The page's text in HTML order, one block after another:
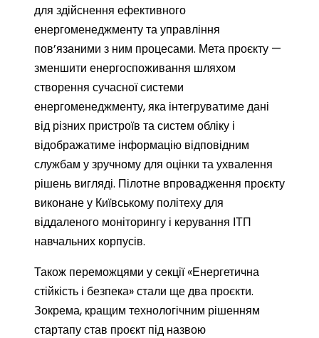
для здійснення ефективного
енергоменеджменту та управління
пов’язаними з ним процесами. Мета проєкту —
зменшити енергоспоживання шляхом
створення сучасної системи
енергоменеджменту, яка інтегруватиме дані
від різних пристроїв та систем обліку і
відображатиме інформацію відповідним
службам у зручному для оцінки та ухвалення
рішень вигляді. Пілотне впровадження проєкту
виконане у Київському політеху для
віддаленого моніторингу і керування ІТП
навчальних корпусів.
Також переможцями у секції «Енергетична
стійкість і безпека» стали ще два проєкти.
Зокрема, кращим технологічним рішенням
стартапу став проєкт під назвою